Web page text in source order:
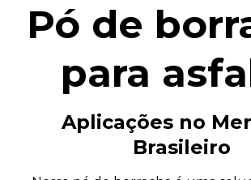
Pó de
para
Aplicações no
Brasileiro